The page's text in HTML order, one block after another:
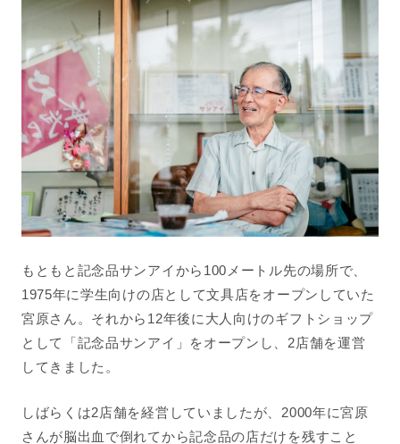
もともと記念品サンアイから100メートル先の場所で、
1975年に学生向けの店として文具店をオープンしていた
宮原さん。 それから12年後に大人向けのギフトショップ
として「記念品サンアイ」をオープンし、2店舗を運営
してきました。
しばらくは2店舗を経営していましたが、2000年に宮原
さんが脳出血で倒れてから記念品の店だけを残すこと